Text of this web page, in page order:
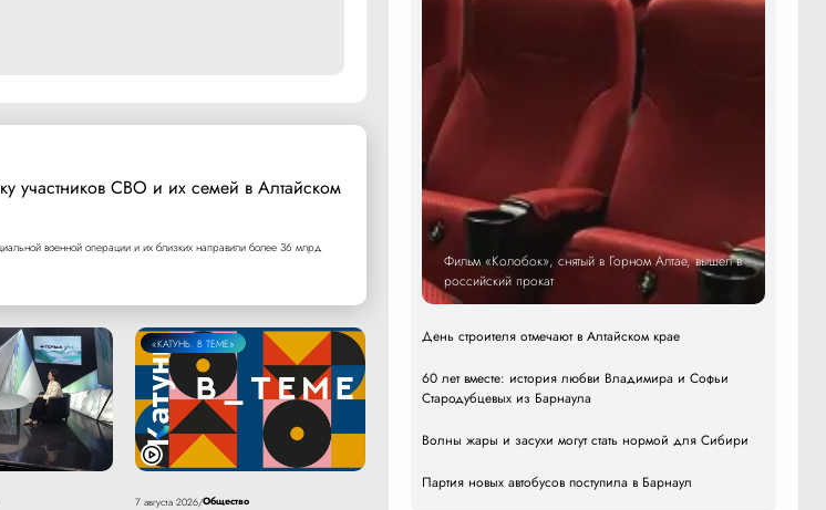
участников СВО и их семей в Алтайском
военной операции и их близких направили более 36 млрд
«КАТУНЬ. В ТЕМЕ»
7 августа 2026/Общество
Фильм «Колобок», снятый в Горном Алтае, вышел в
российский прокат
День строителя отмечают в Алтайском крае
60 лет вместе: история любви Владимира и Софьи
Стародубцевых из Барнаула
Волны жары и засухи могут стать нормой для Сибири
Партия новых автобусов поступила в Барнаул